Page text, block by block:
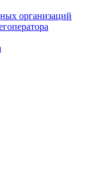
организаций